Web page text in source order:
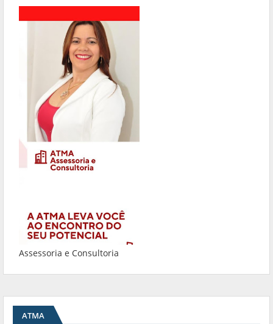
Assessoria e Consultoria
ATMA